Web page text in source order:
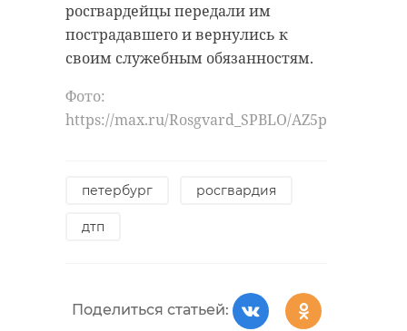
росгвардейцы передали им
пострадавшего и вернулись к
своим служебным обязанностям.
Фото:
https://max.ru/Rosgvard_SPBLO/AZ5pGw4NGWo
петербург росгвардия
дтп
Поделиться статьей: